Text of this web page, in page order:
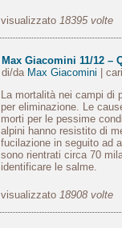
visualizzato 18395 volte
Max Giacomini 11/12 –
di/da Max Giacomini |
La mortalità nei campi di
per eliminazione. Le
morti per le pessime
alpini hanno resistito di
fucilazione in seguito ad
sono rientrati circa 70
identificare le salme.
visualizzato 18908 volte